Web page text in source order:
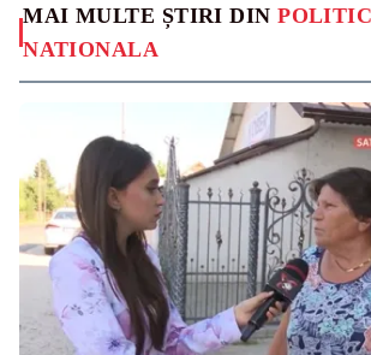
MAI MULTE ȘTIRI DIN
NATIONALA